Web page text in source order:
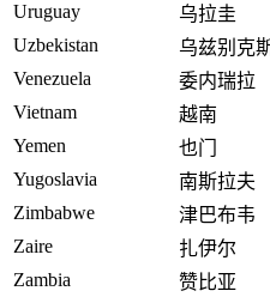
Uruguay
乌拉圭
Uzbekistan
乌兹别克
Venezuela
委内瑞拉
Vietnam
越南
Yemen
也门
Yugoslavia
南斯拉夫
Zimbabwe
津巴布韦
Zaire
扎伊尔
Zambia
赞比亚